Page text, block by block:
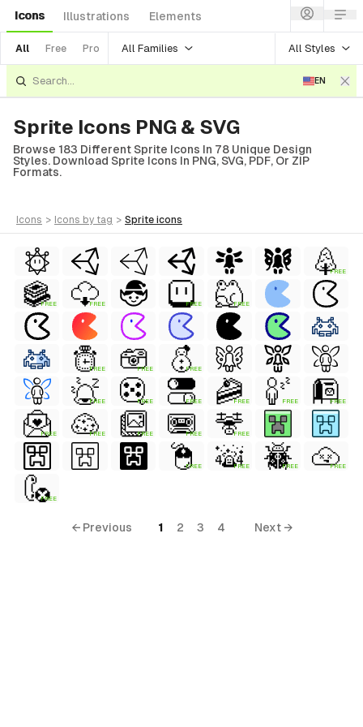
Icons Illustrations Elements
All Free Pro All Families All Styles
EN
Sprite Icons PNG & SVG
Browse 183 Different Sprite Icons In 78 Unique Design
Styles. Download Sprite Icons In PNG, SVG, PDF, Or ZIP
Formats.
icons > icons by tag > sprite icons
FREE
FREE FREE FREE FREE
FREE FREE FREE
FREE FREE FREE FREE FREE FREE
FREE FREE FREE FREE FREE
FREE FREE FREE FREE
FREE
← Previous 1 2 3 4 Next →